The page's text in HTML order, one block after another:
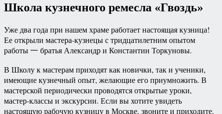
Школа кузнечного ремесла «Гвоздь»
Уже два года при нашем храме работает настоящая кузница!
Ее открыли мастера-кузнецы с тридцатилетним опытом
работы 一 братья Александр и Константин Торкуновы.
В Школу к мастерам приходяткак новички, так и ученики,
имеющие кузнечный опыт, желающие его приумножить. В
мастерской периодически проводятся открытые уроки,
мастер-классы и экскурсии. Если вы хотите увидеть
настоящую рабочую кузницу в Москве, звоните и приходите.